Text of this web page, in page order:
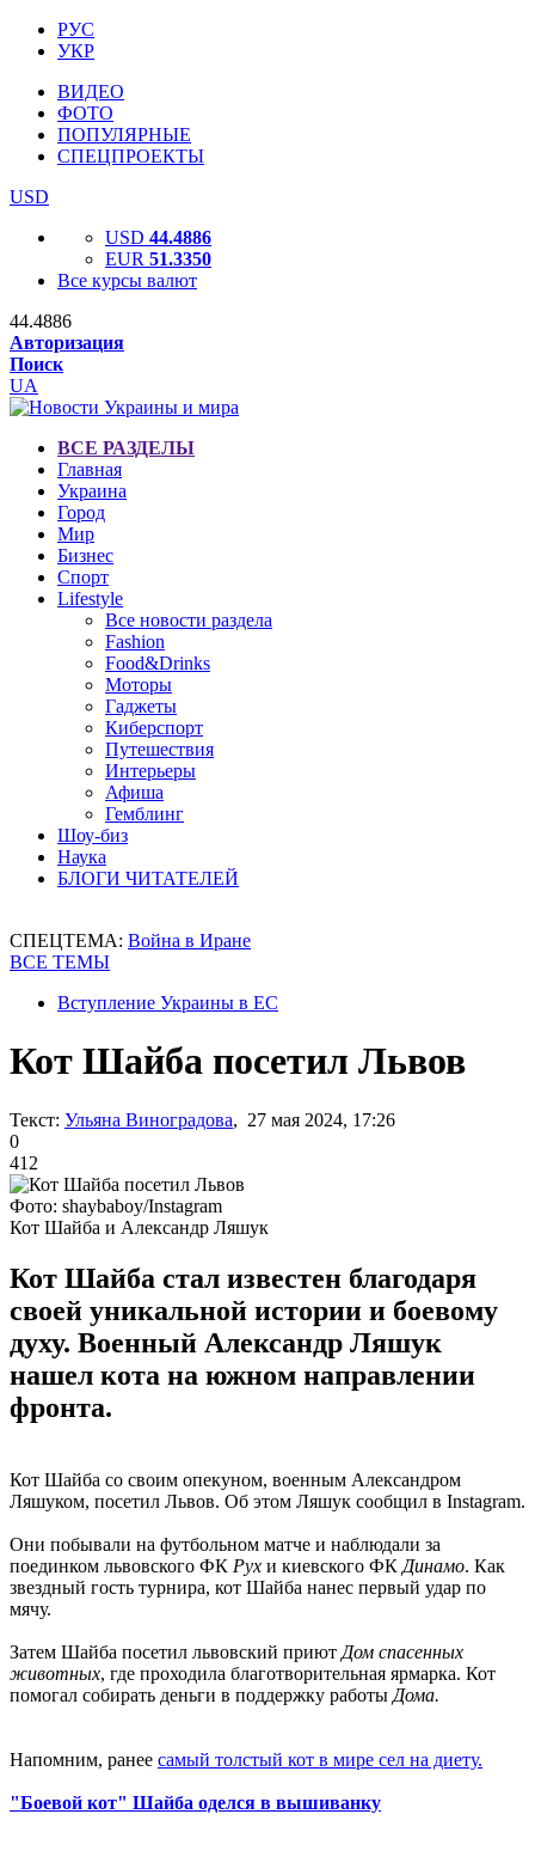
РУС
УКР
ВИДЕО
ФОТО
ПОПУЛЯРНЫЕ
СПЕЦПРОЕКТЫ
USD
USD 44.4886
EUR 51.3350
Все курсы валют
44.4886
Авторизация
Поиск
UA
ВСЕ РАЗДЕЛЫ
Главная
Украина
Город
Мир
Бизнес
Спорт
Lifestyle
Все новости раздела
Fashion
Food&Drinks
Моторы
Гаджеты
Киберспорт
Путешествия
Интерьеры
Афиша
Гемблинг
Шоу-биз
Наука
БЛОГИ ЧИТАТЕЛЕЙ
СПЕЦТЕМА: Война в Иране
ВСЕ ТЕМЫ
Вступление Украины в ЕС
Кот Шайба посетил Львов
Текст: Ульяна Виноградова, 27 мая 2024, 17:26
0
412
Фото: shaybaboy/Instagram
Кот Шайба и Александр Ляшук
Кот Шайба стал известен благодаря
своей уникальной истории и боевому
духу. Военный Александр Ляшук
нашел кота на южном направлении
фронта.
Кот Шайба со своим опекуном, военным Александром
Ляшуком, посетил Львов. Об этом Ляшук сообщил в Instagram.
Они побывали на футбольном матче и наблюдали за
поединком львовского ФК Рух и киевского ФК Динамо. Как
звездный гость турнира, кот Шайба нанес первый удар по
мячу.
Затем Шайба посетил львовский приют Дом спасенных
животных, где проходила благотворительная ярмарка. Кот
помогал собирать деньги в поддержку работы Дома.
Напомним, ранее самый толстый кот в мире сел на диету.
"Боевой кот" Шайба оделся в вышиванку